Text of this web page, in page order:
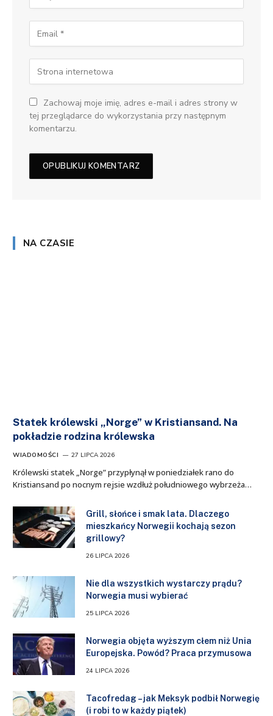
Zachowaj moje imię, adres e-mail i adres strony w
tej przeglądarce do wykorzystania przy następnym
komentarzu.
NA CZASIE
Statek królewski „Norge” w Kristiansand. Na
pokładzie rodzina królewska
WIADOMOŚCI 27 LIPCA 2026
Królewski statek „Norge” przypłynął w poniedziałek rano do
Kristiansand po nocnym rejsie wzdłuż południowego wybrzeża…
Grill, słońce i smak lata. Dlaczego
mieszkańcy Norwegii kochają sezon
grillowy?
26 LIPCA 2026
Nie dla wszystkich wystarczy prądu?
Norwegia musi wybierać
25 LIPCA 2026
Norwegia objęta wyższym cłem niż Unia
Europejska. Powód? Praca przymusowa
24 LIPCA 2026
Tacofredag – jak Meksyk podbił Norwegię
(i robi to w każdy piątek)